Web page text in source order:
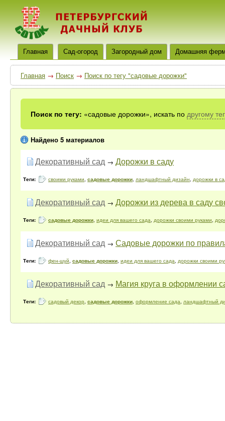
Главная Сад-огород Загородный дом Домашняя
Главная → Поиск → Поиск по тегу "садовые дорожки"
Поиск по тегу: «садовые дорожки», искать по другому
Найдено 5 материалов
Декоративный сад → Дорожки в саду
Теги: своими руками, садовые дорожки, ландшафтный дизайн, дорожки в
Декоративный сад → Дорожки из дерева в саду
Теги: садовые дорожки, идеи для вашего сада, дорожки своими руками,
Декоративный сад → Садовые дорожки по
Теги: фен-шуй, садовые дорожки, идеи для вашего сада, дорожки своими
Декоративный сад → Магия круга в оформлении
Теги: садовый декор, садовые дорожки, оформление сада, ландшафтный